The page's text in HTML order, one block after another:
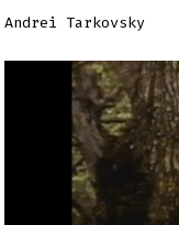
Andrei Tarkovsky